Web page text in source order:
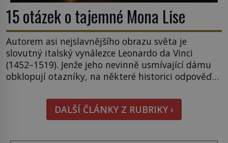
15 otázek o tajemné Mona Lise
Autorem asi nejslavnějšího obrazu světa je
slovutný italský vynálezce Leonardo da Vinci
(1452–1519). Jenže jeho nevinně usmívající dámu
obklopují otazníky, na některé historici odpověď
pověsil Napoleon? Samotný císař Napoleon
Bonaparte (1769–1821) má pro malbu slabost, a
tak si ji ještě jako první konzul přemístí do své
DALŠÍ ČLÁNKY Z RUBRIKY ›